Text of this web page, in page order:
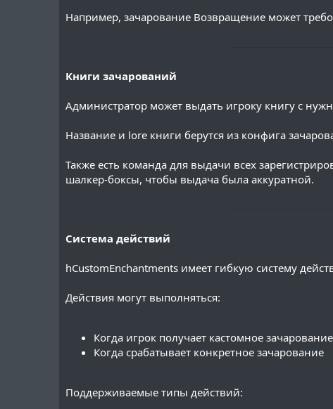
Например, зачарование Возвращение может
Книги зачарований
Администратор может выдать игроку книгу с
Название и lore книги берутся из конфига
Также есть команда для выдачи всех
шалкер-боксы, чтобы выдача была аккуратной.
Система действий
hCustomEnchantments имеет гибкую систему
Действия могут выполняться:
Когда игрок получает кастомное
Когда срабатывает конкретное зачарование
Поддерживаемые типы действий: